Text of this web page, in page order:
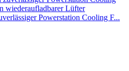
Powerstation Cooling F...